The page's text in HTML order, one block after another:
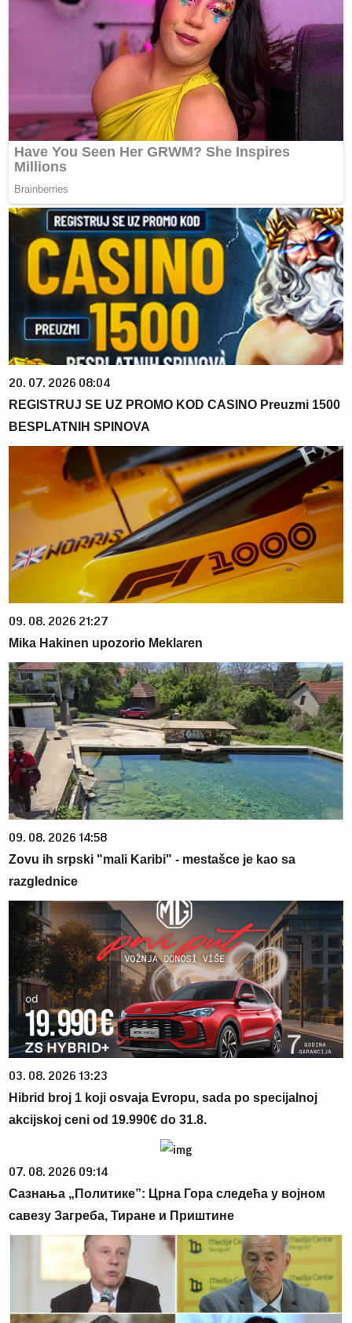
20. 07. 2026 08:04
REGISTRUJ SE UZ PROMO KOD CASINO Preuzmi 1500
BESPLATNIH SPINOVA
09. 08. 2026 21:27
Mika Hakinen upozorio Meklaren
09. 08. 2026 14:58
Zovu ih srpski "mali Karibi" - mestašce je kao sa
razglednice
03. 08. 2026 13:23
Hibrid broj 1 koji osvaja Evropu, sada po specijalnoj
akcijskoj ceni od 19.990€ do 31.8.
07. 08. 2026 09:14
Сазнања „Политике”: Црна Гора следећа у војном
савезу Загреба, Тиране и Приштине